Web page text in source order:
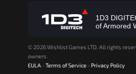
1D3
of Armored
© 2026 Wishlist Games LTD. All rights
owners.
EULA - Terms of Service - Privacy Policy